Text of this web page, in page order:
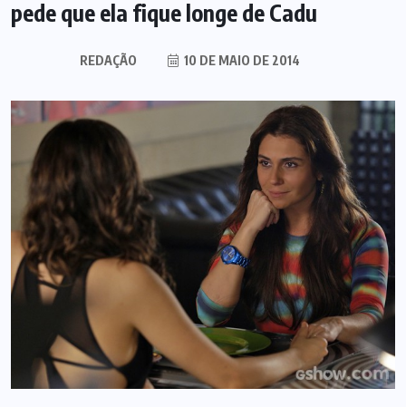
pede que ela fique longe de Cadu
REDAÇÃO 10 DE MAIO DE 2014